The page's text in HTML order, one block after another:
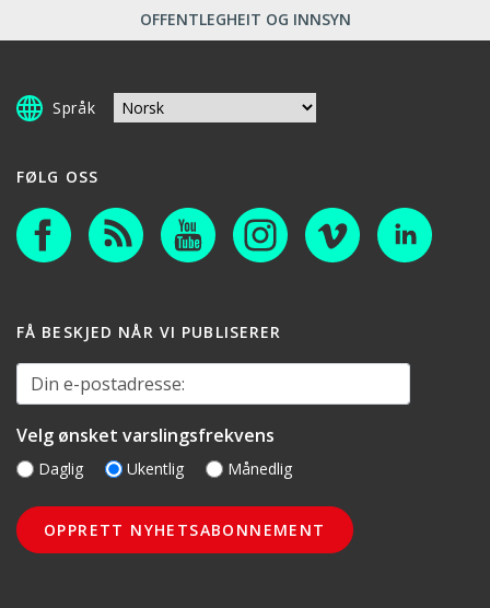
OFFENTLEGHEIT OG INNSYN
Språk
FØLG OSS
FÅ BESKJED NÅR VI PUBLISERER
Din e-postadresse:
Velg ønsket varslingsfrekvens
Daglig Ukentlig Månedlig